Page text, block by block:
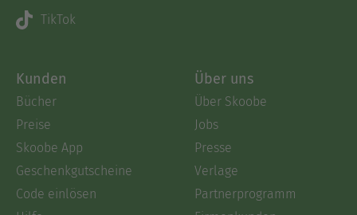
TikTok
Kunden
Bücher
Preise
Skoobe App
Geschenkgutscheine
Code einlösen
Über uns
Über Skoobe
Jobs
Presse
Verlage
Partnerprogramm